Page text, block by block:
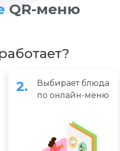
QR-меню
2.
Выбирает блюда
по онлайн-меню